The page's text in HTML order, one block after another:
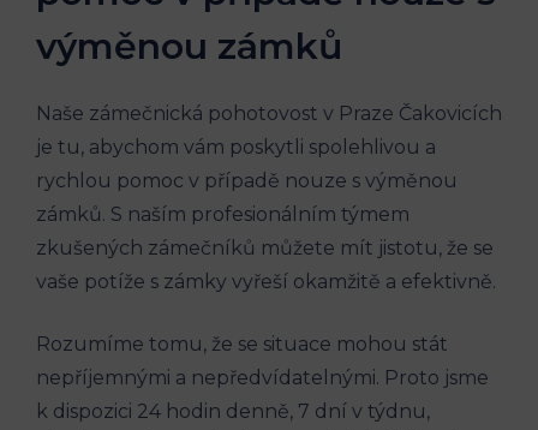
výměnou zámků
Naše zámečnická pohotovost v Praze Čakovicích
je tu, abychom vám poskytli spolehlivou a
rychlou pomoc v případě nouze s výměnou
zámků. S naším profesionálním týmem
zkušených zámečníků můžete mít jistotu, že se
vaše potíže s zámky vyřeší okamžitě a efektivně.
Rozumíme tomu, že se situace mohou stát
nepříjemnými a nepředvídatelnými. Proto jsme
k dispozici 24 hodin denně, 7 dní v týdnu,